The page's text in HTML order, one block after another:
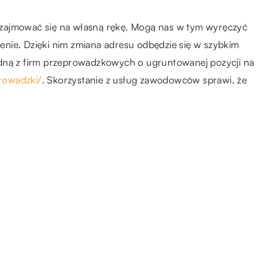
się na własną rękę. Mogą nas w tym wyręczyć
Dzięki nim zmiana adresu odbędzie się w szybkim
z firm przeprowadzkowych o ugruntowanej pozycji na
. Skorzystanie z usług zawodowców sprawi, że